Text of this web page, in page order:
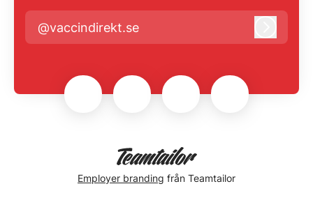
@vaccindirekt.se
Employer branding från Teamtailor